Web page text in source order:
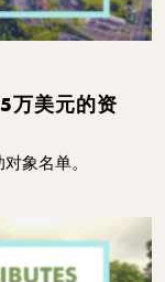
万美元的资
象名单。